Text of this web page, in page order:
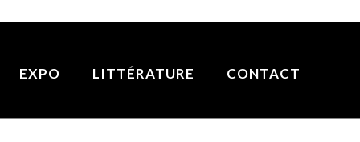
EXPO LITTÉRATURE CONTACT